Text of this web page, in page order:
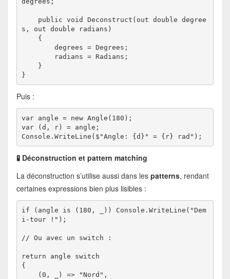
public void Deconstruct(out double degree
s, out double radians)
{
degrees = Degrees;
radians = Radians;
}
}
Puis :
var angle = new Angle(180);
var (d, r) = angle;
Console.WriteLine($"Angle: {d}° = {r} rad");
🧪 Déconstruction et pattern matching
La déconstruction s’utilise aussi dans les patterns, rendant
certaines expressions bien plus lisibles :
if (angle is (180, _)) Console.WriteLine("Dem
i-tour !");
// Ou avec un switch :
return angle switch
{
(0, _) => "Nord",